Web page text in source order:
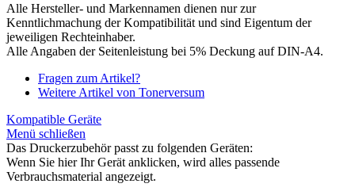
Alle Hersteller- und Markennamen dienen nur zur
Kenntlichmachung der Kompatibilität und sind Eigentum der
jeweiligen Rechteinhaber.
Alle Angaben der Seitenleistung bei 5% Deckung auf DIN-A4.
Fragen zum Artikel?
Weitere Artikel von Tonerversum
Kompatible Geräte
Menü schließen
Das Druckerzubehör passt zu folgenden Geräten:
Wenn Sie hier Ihr Gerät anklicken, wird alles passende
Verbrauchsmaterial angezeigt.